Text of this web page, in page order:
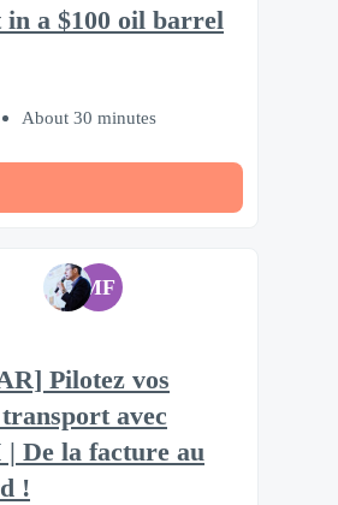
a $100 oil barrel
About 30 minutes
MF
Pilotez vos
transport avec
De la facture au
!